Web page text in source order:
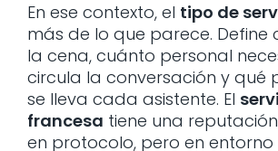
En ese contexto, el tipo de
más de lo que parece. Define
la cena, cuánto personal
circula la conversación y qué
se lleva cada asistente. El
francesa tiene una
en protocolo, pero en